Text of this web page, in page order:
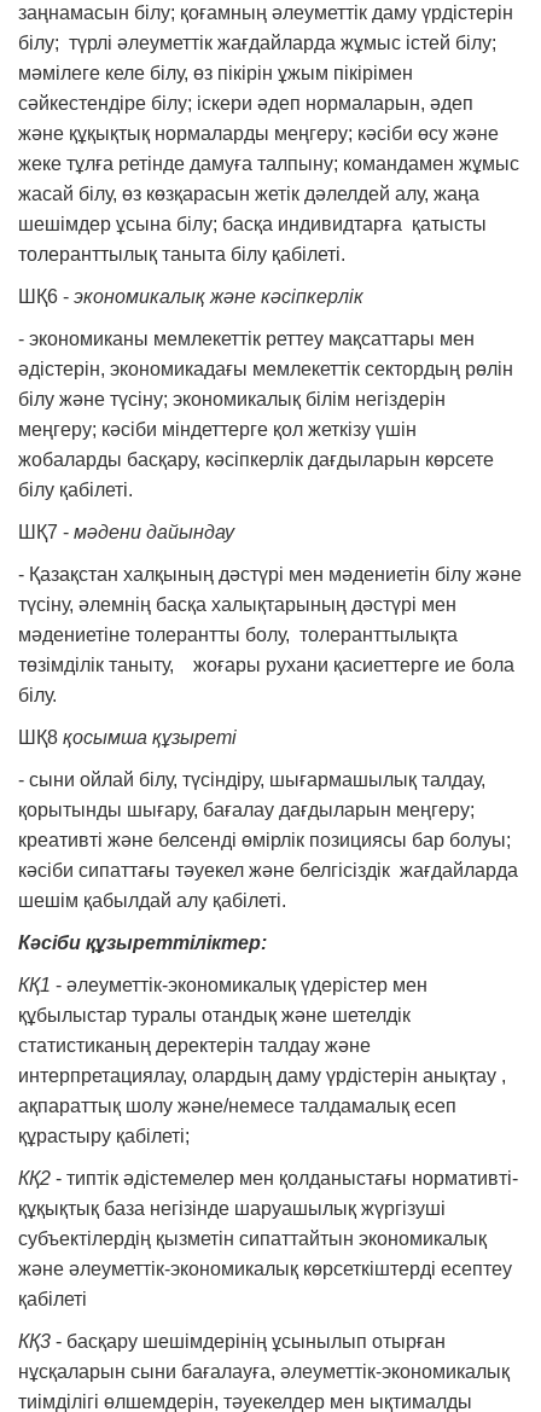
заңнамасын білу; қоғамның әлеуметтік даму үрдістерін
білу; түрлі әлеуметтік жағдайларда жұмыс істей білу;
мәмілеге келе білу, өз пікірін ұжым пікірімен
сәйкестендіре білу; іскери әдеп нормаларын, әдеп
және құқықтық нормаларды меңгеру; кәсіби өсу және
жеке тұлға ретінде дамуға талпыну; командамен жұмыс
жасай білу, өз көзқарасын жетік дәлелдей алу, жаңа
шешімдер ұсына білу; басқа индивидтарға қатысты
толеранттылық таныта білу қабілеті.
ШҚ6 - экономикалық және кәсіпкерлік
- экономиканы мемлекеттік реттеу мақсаттары мен
әдістерін, экономикадағы мемлекеттік сектордың рөлін
білу және түсіну; экономикалық білім негіздерін
меңгеру; кәсіби міндеттерге қол жеткізу үшін
жобаларды басқару, кәсіпкерлік дағдыларын көрсете
білу қабілеті.
ШҚ7 - мәдени дайындау
- Қазақстан халқының дәстүрі мен мәдениетін білу және
түсіну, әлемнің басқа халықтарының дәстүрі мен
мәдениетіне толерантты болу, толеранттылықта
төзімділік таныту, жоғары рухани қасиеттерге ие бола
білу.
ШҚ8 қосымша құзыреті
- сыни ойлай білу, түсіндіру, шығармашылық талдау,
қорытынды шығару, бағалау дағдыларын меңгеру;
креативті және белсенді өмірлік позициясы бар болуы;
кәсіби сипаттағы тәуекел және белгісіздік жағдайларда
шешім қабылдай алу қабілеті.
Кәсіби құзыреттіліктер:
КҚ1 - әлеуметтік-экономикалық үдерістер мен
құбылыстар туралы отандық және шетелдік
статистиканың деректерін талдау және
интерпретациялау, олардың даму үрдістерін анықтау ,
ақпараттық шолу және/немесе талдамалық есеп
құрастыру қабілеті;
КҚ2 - типтік әдістемелер мен қолданыстағы нормативті-
құқықтық база негізінде шаруашылық жүргізуші
субъектілердің қызметін сипаттайтын экономикалық
және әлеуметтік-экономикалық көрсеткіштерді есептеу
қабілеті
КҚ3 - басқару шешімдерінің ұсынылып отырған
нұсқаларын сыни бағалауға, әлеуметтік-экономикалық
тиімділігі өлшемдерін, тәуекелдер мен ықтималды